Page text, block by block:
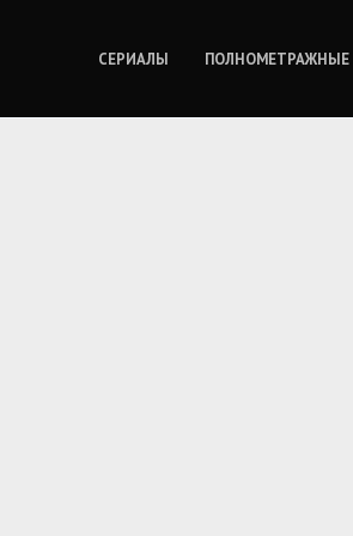
СЕРИАЛЫ ПОЛНОМЕТРАЖНЫЕ